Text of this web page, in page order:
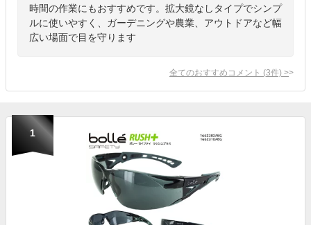
時間の作業にもおすすめです。拡大鏡なしタイプでシンプ
ルに使いやすく、ガーデニングや農業、アウトドアなど幅
広い場面で目を守ります
全てのおすすめコメント (3件) >
1